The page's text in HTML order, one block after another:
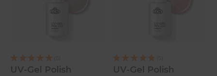
UV-Gel Polish UV-Gel Polish